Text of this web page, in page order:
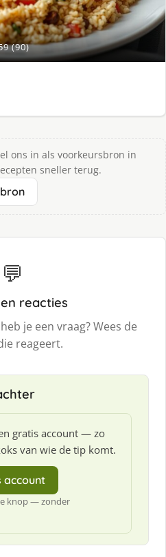
(90)
ons in als voorkeursbron in
sneller terug.
💬
reacties
je een vraag? Wees de
reageert.
gratis account — zo
van wie de tip komt.
account
knop — zonder